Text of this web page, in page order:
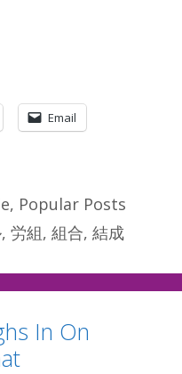
Email
, Popular Posts
, 労組, 組合, 結成
In On